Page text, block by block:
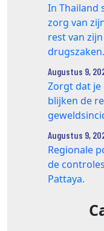
In Thailand
zorg van
rest van
drugszaken.
Augustus 9,
Zorgt dat je
blijken de
Augustus 9,
Regionale
de
Pattaya.